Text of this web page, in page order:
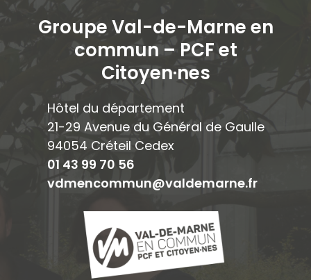
Groupe Val-de-Marne en
commun – PCF et
Citoyen·nes
Hôtel du département
21-29 Avenue du Général de Gaulle
94054 Créteil Cedex
01 43 99 70 56
vdmencommun@valdemarne.fr